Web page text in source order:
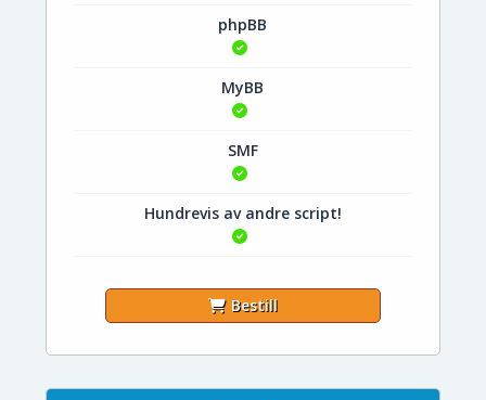
phpBB
MyBB
SMF
Hundrevis av andre script!
Bestill